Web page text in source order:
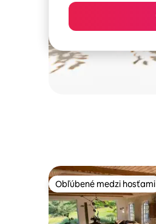
Obľúbené medzi hosťami
Obľúbené medzi hosťami